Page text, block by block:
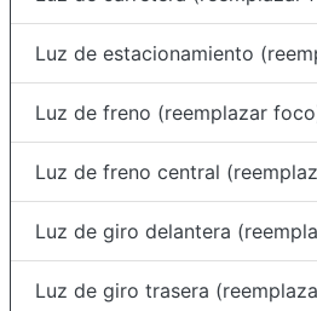
Luz de estacionamiento
Luz de freno (reemplazar
Luz de freno central
Luz de giro delantera
Luz de giro trasera